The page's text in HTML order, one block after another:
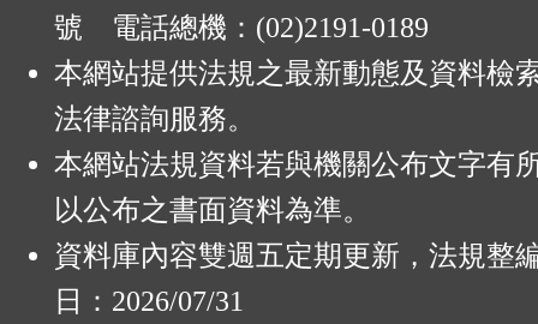
號 電話總機：(02)2191-0189
本網站提供法規之最新動態及資料檢
法律諮詢服務。
本網站法規資料若與機關公布文字有
以公布之書面資料為準。
資料庫內容雙週五定期更新，法規整
日：2026/07/31